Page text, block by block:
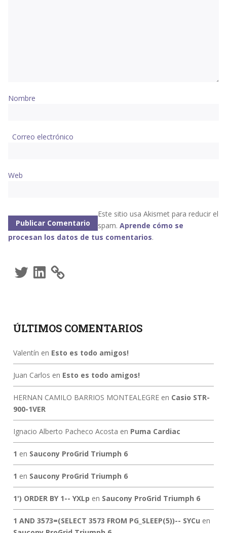
Nombre
Correo electrónico
Web
Este sitio usa Akismet para reducir el
spam. Aprende cómo se
procesan los datos de tus comentarios.
TwitterLinkedIn
ÚLTIMOS COMENTARIOS
Valentín en Esto es todo amigos!
Juan Carlos en Esto es todo amigos!
HERNAN CAMILO BARRIOS MONTEALEGREen Casio STR-
900-1VER
Ignacio Alberto Pacheco Acosta en Puma Cardiac
1 en Saucony ProGrid Triumph 6
1 en Saucony ProGrid Triumph 6
1') ORDER BY 1-- YXLp en Saucony ProGrid Triumph 6
1 AND 3573=(SELECT 3573 FROM PG_SLEEP(5))-- SYCu en